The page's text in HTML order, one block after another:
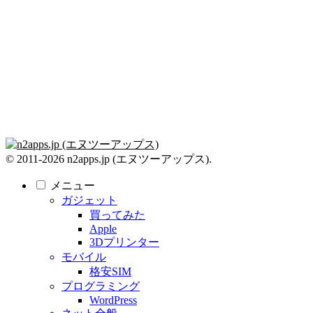
© 2011-2026 n2apps.jp (エヌツーアップス).
メニュー
ガジェット
買ってみた
Apple
3Dプリンター
モバイル
格安SIM
プログラミング
WordPress